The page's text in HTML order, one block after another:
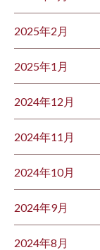
2025年2月
2025年1月
2024年12月
2024年11月
2024年10月
2024年9月
2024年8月